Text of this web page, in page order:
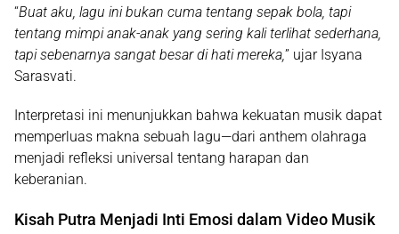
“Buat aku, lagu ini bukan cuma tentang sepak bola, tapi
tentang mimpi anak-anak yang sering kali terlihat sederhana,
tapi sebenarnya sangat besar di hati mereka,” ujar Isyana
Sarasvati.
Interpretasi ini menunjukkan bahwa kekuatan musik dapat
memperluas makna sebuah lagu—dari anthem olahraga
menjadi refleksi universal tentang harapan dan
keberanian.
Kisah Putra Menjadi Inti Emosi dalam Video Musik